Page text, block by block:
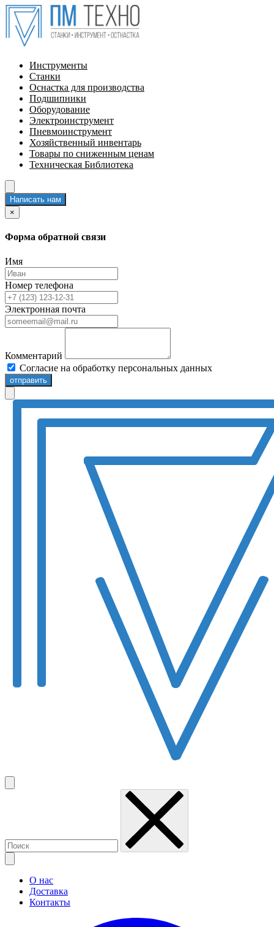
Инструменты
Станки
Оснастка для производства
Подшипники
Оборудование
Электроинструмент
Пневмоинструмент
Хозяйственный инвентарь
Товары по сниженным ценам
Техническая Библиотека
Написать нам
×
Форма обратной связи
Имя
Номер телефона
Электронная почта
Комментарий
Согласие на обработку персональных данных
отправить
О нас
Доставка
Контакты